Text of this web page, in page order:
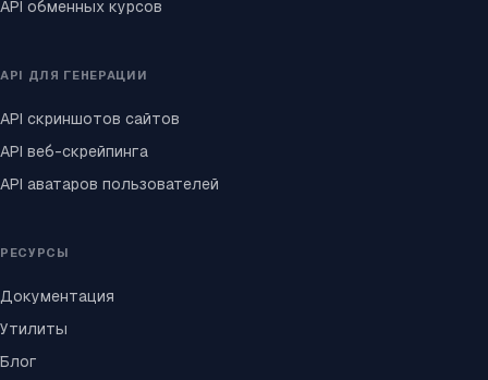
API обменных курсов
API ДЛЯ ГЕНЕРАЦИИ
API скриншотов сайтов
API веб-скрейпинга
API аватаров пользователей
РЕСУРСЫ
Документация
Утилиты
Блог